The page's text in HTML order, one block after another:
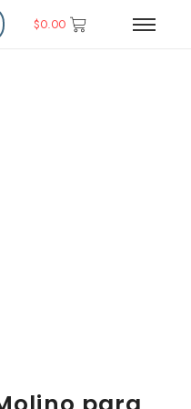
$0.00